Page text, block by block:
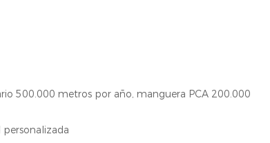
500.000 metros por año, manguera PCA 200.000